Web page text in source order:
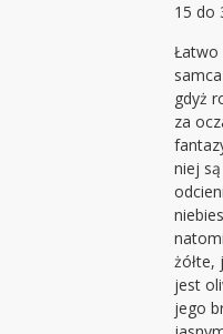
15 do
Łatwo
gdyż
za
niej
żółte,
jest
jego